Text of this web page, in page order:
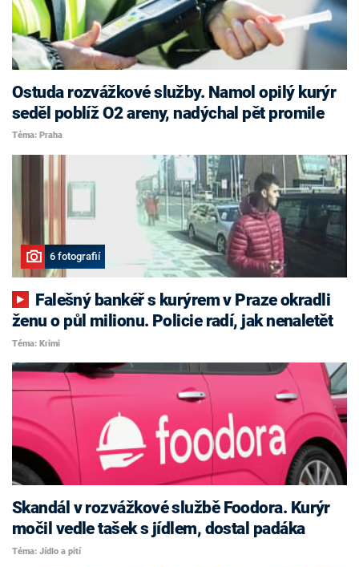
Ostuda rozvážkové služby. Namol opilý kurýr
seděl poblíž O2 areny, nadýchal pět promile
Téma: Praha
6 fotografií
ženu o půl milionu. Policie radí, jak nenaletět
Téma: Krimi
Skandál v rozvážkové službě Foodora. Kurýr
močil vedle tašek s jídlem, dostal padáka
Téma: Jídlo a pití